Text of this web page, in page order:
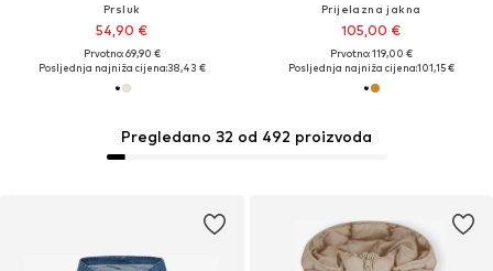
Prsluk
54,90 €
Prvotno: 69,90 €
Posljednja najniža cijena:38,43 €
Prijelazna jakna
105,00 €
Prvotno: 119,00 €
Posljednja najniža cijena:101,15 €
Pregledano 32 od 492 proizvoda